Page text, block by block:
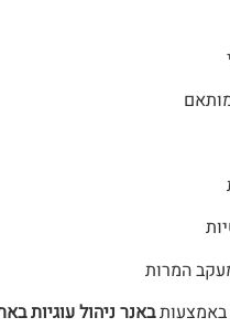
המרות
באמצעותבאנר ניהול עוגיות